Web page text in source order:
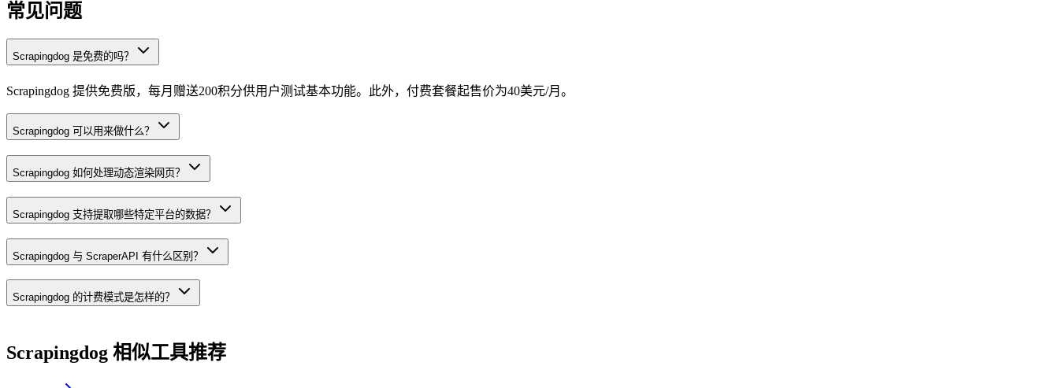
常见问题
Scrapingdog 是免费的吗？
Scrapingdog 提供免费版，每月赠送200积分供用户测试基本功能。此外，付费套餐起售价为40美元/月。
Scrapingdog 可以用来做什么？
Scrapingdog 如何处理动态渲染网页？
Scrapingdog 支持提取哪些特定平台的数据？
Scrapingdog 与 ScraperAPI 有什么区别？
Scrapingdog 的计费模式是怎样的？
Scrapingdog 相似工具推荐